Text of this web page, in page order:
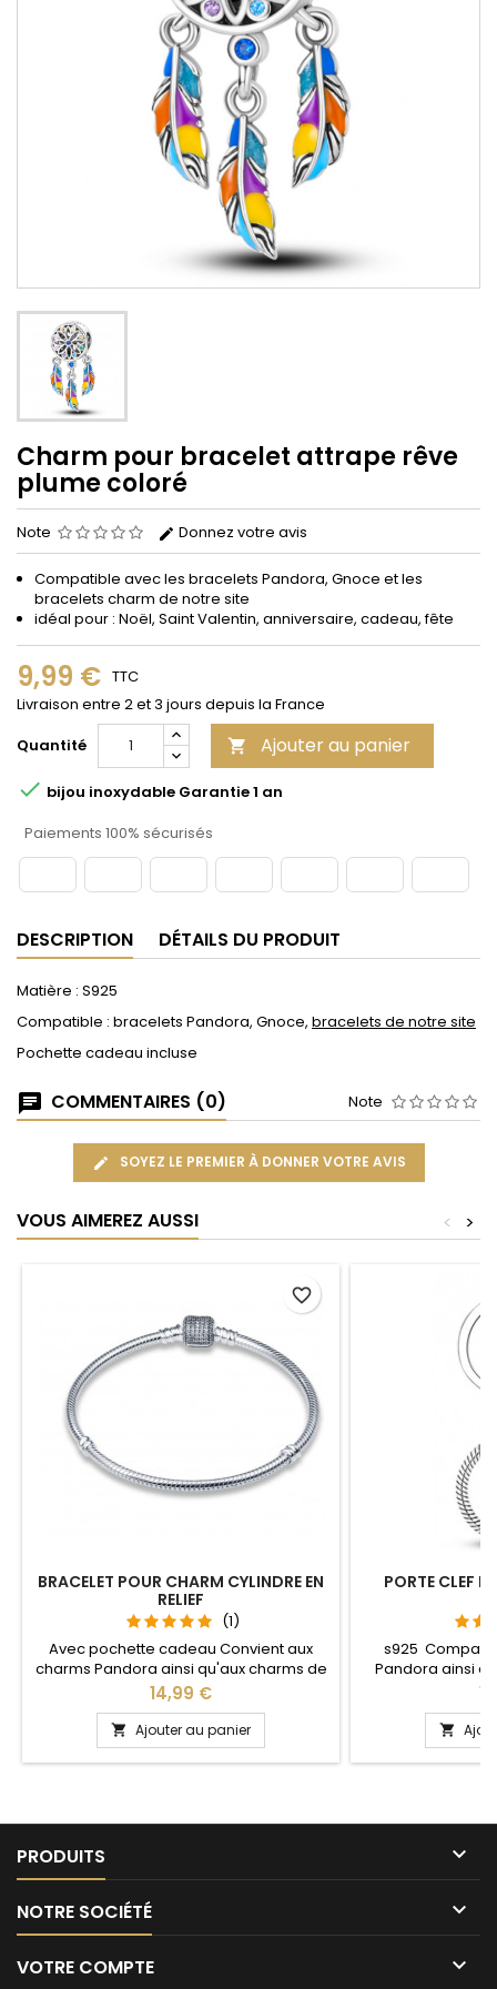
Charm pour bracelet attrape rêve
plume coloré
Note Donnez votre avis
Compatible avec les bracelets Pandora, Gnoce et les
bracelets charm de notre site
idéal pour : Noël, Saint Valentin, anniversaire, cadeau, fête
9,99 € TTC
Livraison entre 2 et 3 jours depuis la France
Quantité
 Ajouter au panier
 bijou inoxydable Garantie 1 an
Paiements 100% sécurisés
DESCRIPTION DÉTAILS DU PRODUIT
Matière : S925
Compatible : bracelets Pandora, Gnoce, bracelets de notre site
Pochette cadeau incluse
COMMENTAIRES (0) Note
SOYEZ LE PREMIER À DONNER VOTRE AVIS
VOUS AIMEREZ AUSSI >
<
BRACELET POUR CHARM CYLINDRE EN
RELIEF
(1)
Avec pochette cadeau Convient aux
charms Pandora ainsi qu'aux charms de
notre site idéal pour : Noël, Saint Valentin,
anniversaire, anniversaire de mariage
Plusieurs tailles disponible : 17, 18, 19, 20, 21
cm Pour la dimensions nous conseillons
2cm en plus par rapport à la
Prix
14,99 €
 Ajouter au panier
favorite_border
PORTE CLEF
s925
Pandora ainsi
notre site idéal
anniversaire,
L'ouverture
niveau

PRODUITS 
NOTRE SOCIÉTÉ 
VOTRE COMPTE 